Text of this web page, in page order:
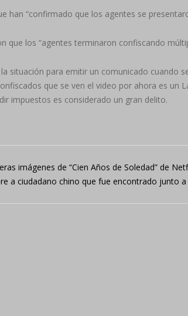
han “confirmado que los agentes se
que los “agentes terminaron confiscando
la situación para emitir un comunicado
que se ven el video por ahora es un
impuestos es considerado un gran delito.
imágenes de “Cien Años de Soledad” de
a ciudadano chino que fue encontrado junto